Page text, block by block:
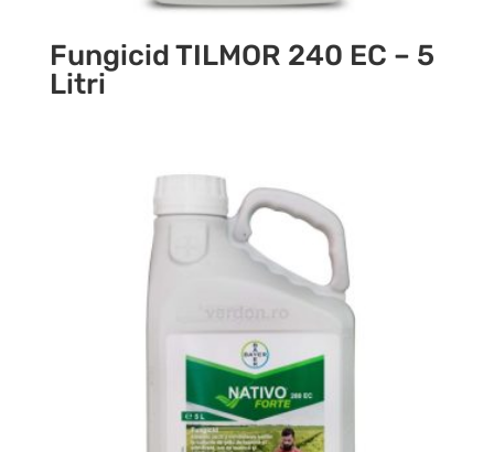
Fungicid TILMOR 240 EC – 5
Litri